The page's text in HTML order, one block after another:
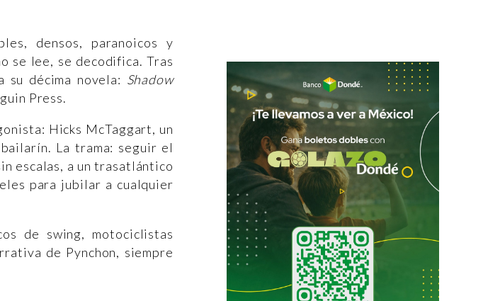
densos, paranoicos y
se lee, se decodifica. Tras
décima novela: Shadow
Press.
Hicks McTaggart, un
La trama: seguir el
escalas, a un trasatlántico
para jubilar a cualquier
de swing, motociclistas
de Pynchon, siempre